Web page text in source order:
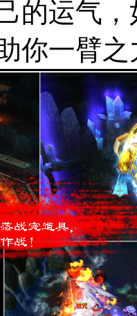
的运气
你一臂之